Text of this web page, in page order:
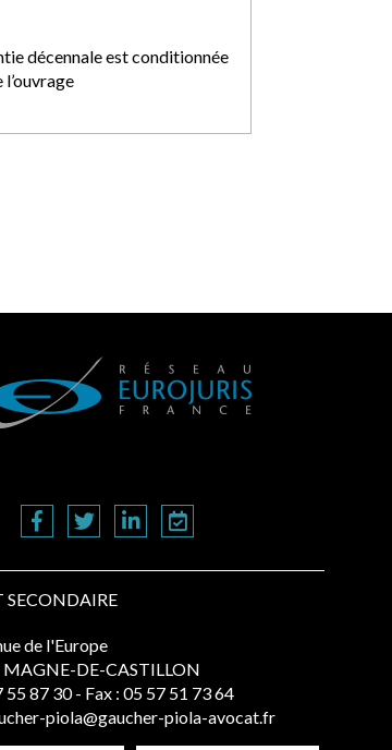
décennale est conditionnée
SECONDAIRE
de l'Europe
MAGNE-DE-CASTILLON
55 87 30 - Fax : 05 57 51 73 64
piola@gaucher-piola-avocat.fr